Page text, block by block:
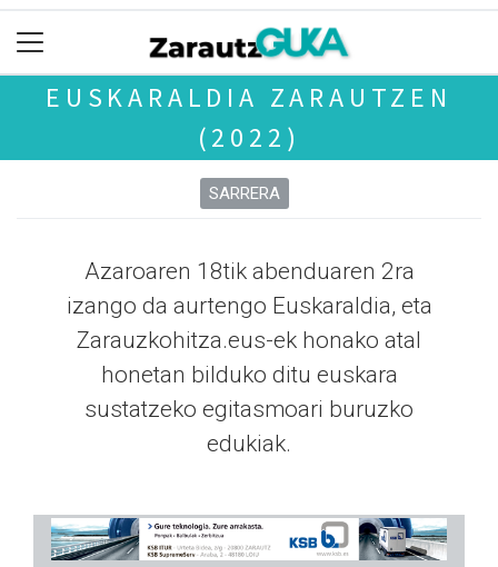
EUSKARALDIA ZARAUTZEN
(2022)
SARRERA
Azaroaren 18tik abenduaren 2ra
izango da aurtengo Euskaraldia, eta
Zarauzkohitza.eus-ek honako atal
honetan bilduko ditu euskara
sustatzeko egitasmoari buruzko
edukiak.